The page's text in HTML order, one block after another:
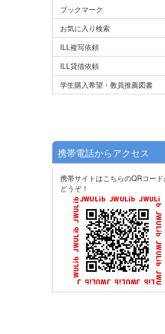
ブックマーク
お気に入り検索
ILL複写依頼
ILL貸借依頼
学生購入希望・教員推薦図書
携帯電話からアクセス
携帯サイトはこちらのQRコード
どうぞ！